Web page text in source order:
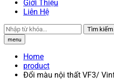
Giới Thiệu
Liên Hệ
Tìm kiếm
menu
Home
product
Đổi màu nội thất VF3/